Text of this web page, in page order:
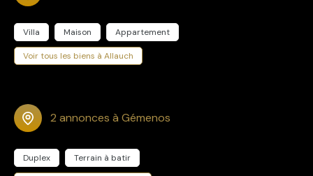
Villa Maison Appartement
Voir tous les biens à Allauch
2 annonces à Gémenos
Duplex Terrain à batir